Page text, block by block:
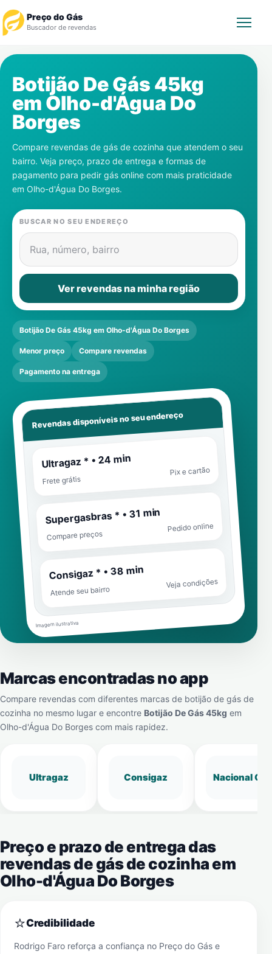
Preço do Gás
Buscador de revendas
Revendedor
Notícias
Cadastre-se
Gás
Contatos
Botijão De Gás 45kg
em Olho-d'Água Do
Borges
Compare revendas de gás de cozinha que atendem o seu
bairro. Veja preço, prazo de entrega e formas de
pagamento para pedir gás online com mais praticidade
em Olho-d'Água Do Borges.
BUSCAR NO SEU ENDEREÇO
Rua, número, bairro
Ver revendas na minha região
Botijão De Gás 45kg em Olho-d'Água Do Borges
Menor preço Compare revendas
Pagamento na entrega
Revendas disponíveis no seu endereço
Ultragaz * • 24 min
Frete grátis
Pix e cartão
Supergasbras * • 31 min
Compare preços
Pedido online
Consigaz * • 38 min
Atende seu bairro
Veja condições
Imagem ilustrativa
Marcas encontradas no app
Compare revendas com diferentes marcas de botijão de gás de
cozinha no mesmo lugar e encontre Botijão De Gás 45kg em
Olho-d'Água Do Borges com mais rapidez.
Ultragaz Consigaz Nacional Gás
Preço e prazo de entrega das
revendas de gás de cozinha em
Olho-d'Água Do Borges
⭐Credibilidade
Rodrigo Faro reforça a confiança no Preço do Gás e